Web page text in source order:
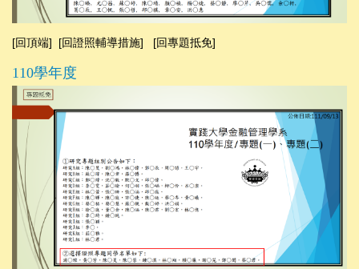
[回頂端] [回證照輔導措施] [回專題抵免]
110學年度